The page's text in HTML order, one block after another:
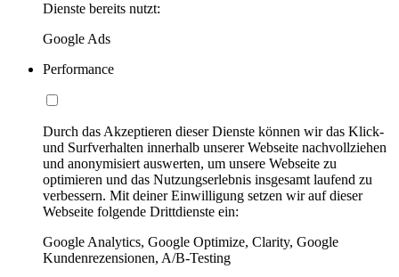
Dienste bereits nutzt:
Google Ads
Performance
Durch das Akzeptieren dieser Dienste können wir das Klick-
und Surfverhalten innerhalb unserer Webseite nachvollziehen
und anonymisiert auswerten, um unsere Webseite zu
optimieren und das Nutzungserlebnis insgesamt laufend zu
verbessern. Mit deiner Einwilligung setzen wir auf dieser
Webseite folgende Drittdienste ein:
Google Analytics, Google Optimize, Clarity, Google
Kundenrezensionen, A/B-Testing